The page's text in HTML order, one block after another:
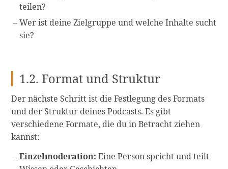
teilen?
Wer ist deine Zielgruppe und welche Inhalte sucht
sie?
1.2. Format und Struktur
Der nächste Schritt ist die Festlegung des Formats
und der Struktur deines Podcasts. Es gibt
verschiedene Formate, die du in Betracht ziehen
kannst:
Einzelmoderation: Eine Person spricht und teilt